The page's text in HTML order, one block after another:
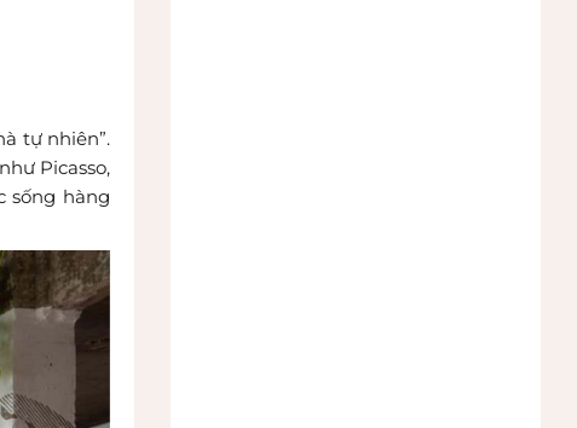
tự nhiên”.
Picasso,
sống hàng